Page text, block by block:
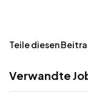
Teile diesen
Verwandte